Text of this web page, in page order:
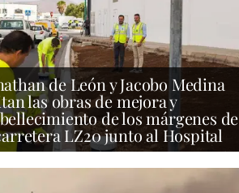
de León y Jacobo Medina
las obras de mejora y
de los márgenes de
LZ20 junto al Hospital